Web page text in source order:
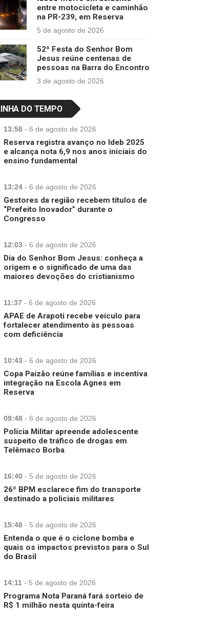
entre motocicleta e caminhão
na PR-239, em Reserva
5 de agosto de 2026
52ª Festa do Senhor Bom
Jesus reúne centenas de
pessoas na Barra do Encontro
3 de agosto de 2026
DO TEMPO
13:58 - 6 de agosto de 2026
Reserva registra avanço no Ideb 2025
e alcança nota 6,9 nos anos iniciais do
ensino fundamental
13:24 - 6 de agosto de 2026
Gestores da região recebem títulos de
“Prefeito Inovador” durante o
Congresso
12:03 - 6 de agosto de 2026
Dia do Senhor Bom Jesus: conheça a
origem e o significado de uma das
maiores devoções do cristianismo
11:37 - 6 de agosto de 2026
APAE de Arapoti recebe veículo para
fortalecer atendimento às pessoas
com deficiência
10:43 - 6 de agosto de 2026
Copa Paizão reúne famílias e incentiva
integração na Escola Agnes em
Reserva
09:48 - 6 de agosto de 2026
Polícia Militar apreende adolescente
suspeito de tráfico de drogas em
Telêmaco Borba
16:40 - 5 de agosto de 2026
26º BPM esclarece fim do transporte
destinado a policiais militares
15:48 - 5 de agosto de 2026
Entenda o que é o ciclone bomba e
quais os impactos previstos para o Sul
do Brasil
14:11 - 5 de agosto de 2026
Programa Nota Paraná fará sorteio de
R$ 1 milhão nesta quinta-feira